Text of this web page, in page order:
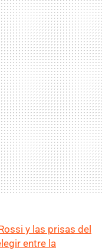
y las prisas del
entre la